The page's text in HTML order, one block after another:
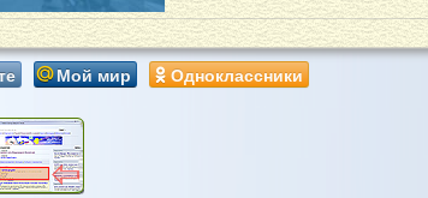
Мой мир Одноклассники